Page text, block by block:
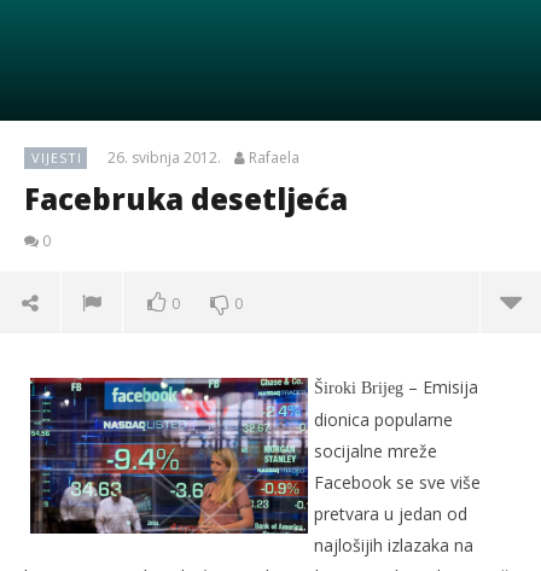
VIJESTI 26. svibnja 2012. Rafaela
Facebruka desetljeća
0
0 0
Široki Brijeg – Emisija
dionica popularne
socijalne mreže
Facebook se sve više
pretvara u jedan od
najlošijih izlazaka na